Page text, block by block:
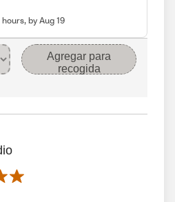
by Aug 19
Agregar para
recogida
of 5 stars with 132 reseñas